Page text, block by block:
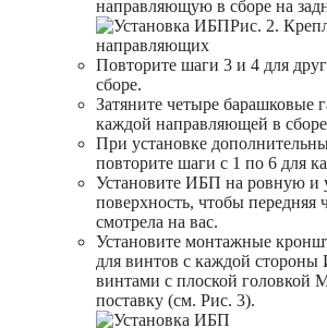
направляющую в сборе на
Рис. 2.
направляющих
Повторите шаги 3 и 4 для
сборе.
Затяните четыре барашковые
каждой направляющей в
При установке
повторите шаги с 1 по 6 для
Установите ИБП на ровную и
поверхность, чтобы передняя
смотрела на вас.
Установите монтажные
для винтов с каждой
винтами с плоской головкой
поставку (см. Рис. 3).